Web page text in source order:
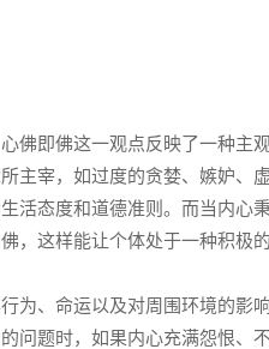
佛即佛这一观点反映了一种主
主宰，如过度的贪婪、嫉妒、
活态度和道德准则。而当内心
，这样能让个体处于一种积极
为、命运以及对周围环境的影
问题时，如果内心充满怨恨、